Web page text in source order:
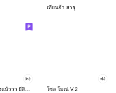
เทียนจ้า สาธุ
ดึ๊บ ดึ๊บ มีเสียงแน้ววว ยี่สิบสอง โซล โมเน่ V.2